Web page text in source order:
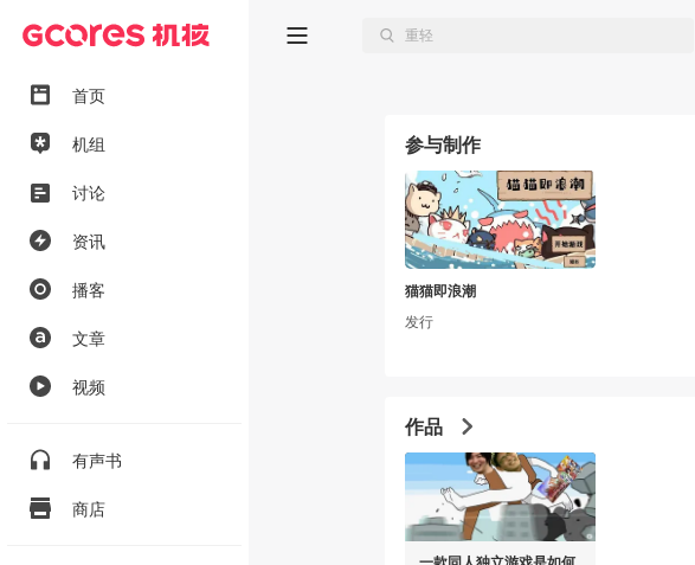
首页
机组
讨论
资讯
播客
文章
视频
有声书
商店
参与制作
猫猫即浪潮
发行
作品